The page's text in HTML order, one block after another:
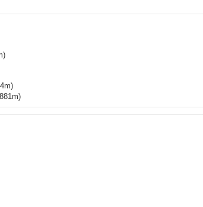
m)
881m)